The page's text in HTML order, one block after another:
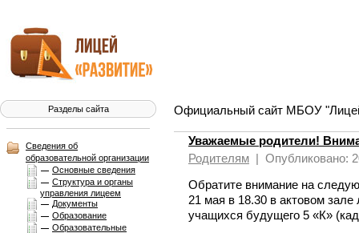
Разделы сайта
Сведения об
образовательной организации
Основные сведения
Структура и органы
управления лицеем
Документы
Образование
Образовательные
Официальный сайт МБОУ "Лицей
Уважаемые родители!
Родителям | Опубликовано:
Обратите внимание на
21 мая в 18.30 в актовом
учащихся будущего 5 «К»